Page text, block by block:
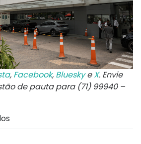
, Facebook, BlueskyeX. Envie
de pauta para (71) 99940 –